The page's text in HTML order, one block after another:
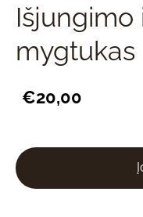
mygtukas
€20,00